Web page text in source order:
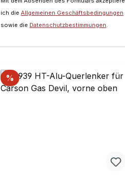
Schrauben8 x M5
UnterlegscheibenFür die
Montage in Offroad-Modellen
ich die Allgemeinen Geschäftsbedingungen
sowie die Datenschutzbestimmungen.
%